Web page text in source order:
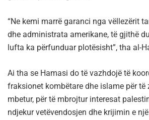
“Ne kemi marrë garanci nga vëllezërit
dhe administrata amerikane, të gjithë
lufta ka përfunduar plotësisht”, tha al-
Ai tha se Hamasi do të vazhdojë të
fraksionet kombëtare dhe islame për të
mbetur, për të mbrojtur interesat
ndjekur vetëvendosjen dhe krijimin e